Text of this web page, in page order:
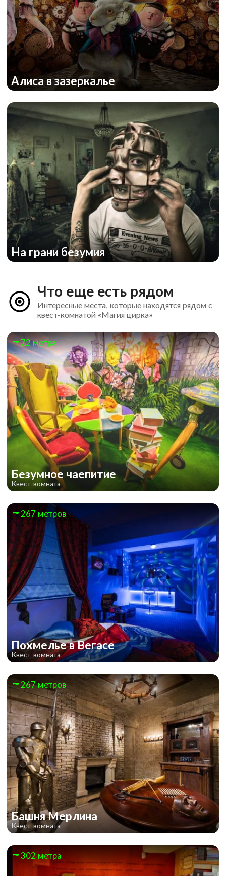
Алиса в зазеркалье
На грани безумия
Что еще есть рядом
Интересные места, которые находятся рядом с
квест-комнатой «Магия цирка»
72 метра
Безумное чаепитие
Квест-комната
267 метров
Похмелье в Вегасе
Квест-комната
267 метров
Башня Мерлина
Квест-комната
302 метра